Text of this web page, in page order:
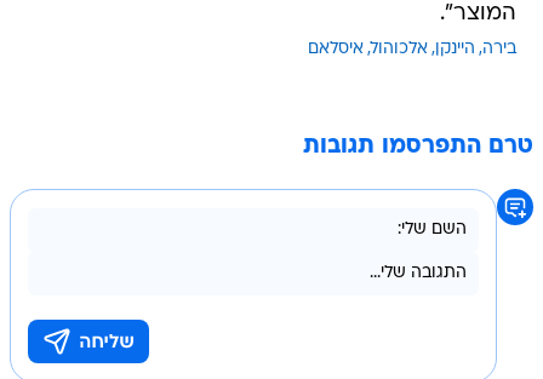
המוצר".
בירה היינקן אלכוהול איסלאם
טרם התפרסמו תגובות